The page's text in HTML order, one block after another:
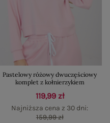
Pastelowy różowy dwuczęściowy
komplet z kołnierzykiem
119,99 zł
Najniższa cena z 30 dni:
159,99 zł